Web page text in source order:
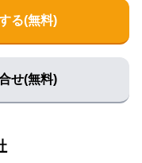
る(無料)
せ(無料)